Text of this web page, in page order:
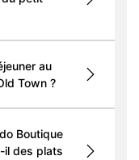
au
Town ?
Boutique
il des plats